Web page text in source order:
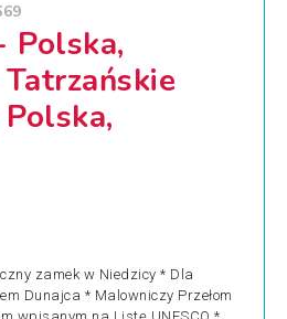
Polska,
zamek w Niedzicy * Dla
Dunajca * Malowniczy Przełom